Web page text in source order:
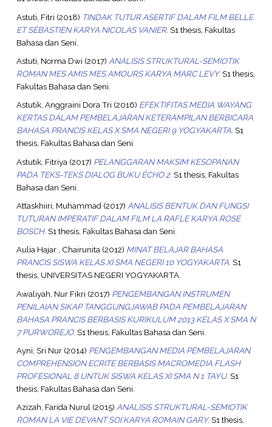
Astuti, Fitri (2018) TINDAK TUTUR ASERTIF DALAM FILM BELLE
ET SÉBASTIEN KARYA NICOLAS VANIER. S1 thesis, Fakultas
Bahasa dan Seni.
Astuti, Norma Dwi (2017) ANALISIS STRUKTURAL-SEMIOTIK
ROMAN MES AMIS MES AMOURS KARYA MARC LEVY.S1 thesis,
Fakultas Bahasa dan Seni.
Astutik, Anggraini Dora Tri (2016) EFEKTIFITAS MEDIA WAYANG
KERTAS DALAM PEMBELAJARAN KETERAMPILAN BERBICARA
BAHASA PRANCIS KELAS X SMA NEGERI 9 YOGYAKARTA. S1
thesis, Fakultas Bahasa dan Seni.
Astutik, Fitriya (2017) PELANGGARAN MAKSIM KESOPANAN
PADA TEKS-TEKS DIALOG BUKU ÉCHO 2. S1 thesis, Fakultas
Bahasa dan Seni.
Attaskhiiri, Muhammad (2017) ANALISIS BENTUK DAN FUNGSI
TUTURAN IMPERATIF DALAM FILM LA RAFLE KARYA ROSE
BOSCH. S1 thesis, Fakultas Bahasa dan Seni.
Aulia Hajar , Chairunita(2012) MINAT BELAJAR BAHASA
PRANCIS SISWA KELAS XI SMA NEGERI 10 YOGYAKARTA. S1
thesis, UNIVERSITAS NEGERI YOGYAKARTA.
Awaliyah, Nur Fikri (2017) PENGEMBANGAN INSTRUMEN
PENILAIAN SIKAP TANGGUNGJAWAB PADA PEMBELAJARAN
BAHASA PRANCIS BERBASIS KURIKULUM 2013 KELAS X SMA N
7 PURWOREJO. S1 thesis, Fakultas Bahasa dan Seni.
Ayni, Sri Nur(2014) PENGEMBANGAN MEDIA PEMBELAJARAN
COMPREHENSION ECRITE BERBASIS MACROMEDIA FLASH
PROFESIONAL 8 UNTUK SISWA KELAS XI SMA N 1 TAYU. S1
thesis, Fakultas Bahasa dan Seni.
Azizah, Farida Nurul(2015) ANALISIS STRUKTURAL-SEMIOTIK
ROMAN LA VIE DEVANT SOI KARYA ROMAIN GARY.S1 thesis,